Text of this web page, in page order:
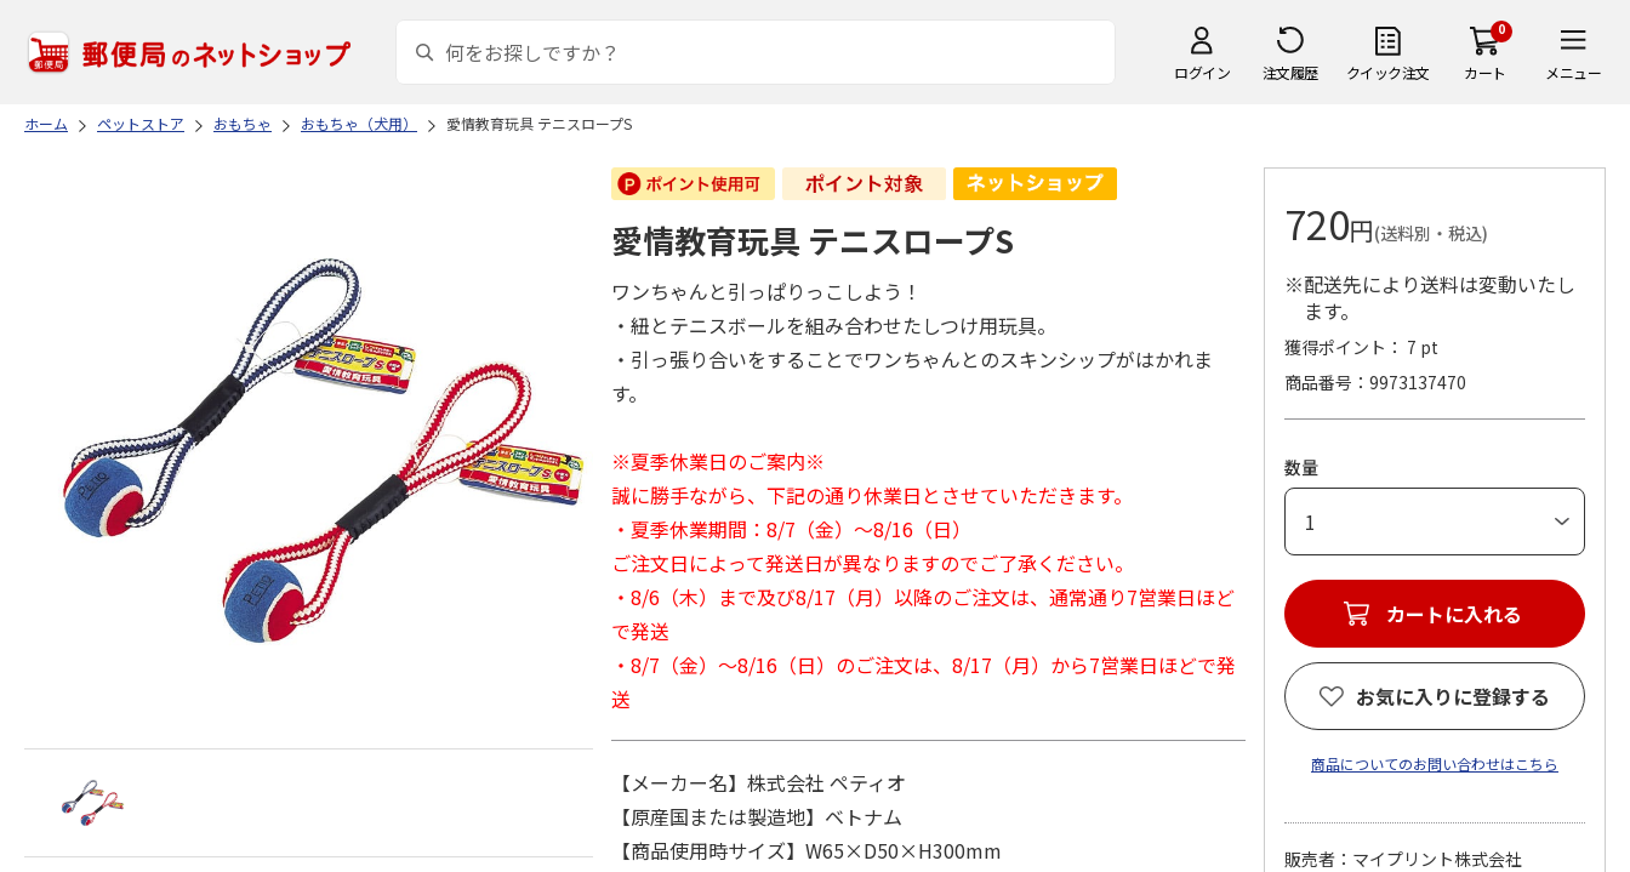
ログイン 注文履歴 クイック注文
0
カート メニュー
ホーム ペットストア おもちゃ おもちゃ（犬用） 愛情教育玩具 テニスロープS
愛情教育玩具 テニスロープS
ワンちゃんと引っぱりっこしよう！
・紐とテニスボールを組み合わせたしつけ用玩具。
・引っ張り合いをすることでワンちゃんとのスキンシップがはかれま
す。
※夏季休業日のご案内※
誠に勝手ながら、下記の通り休業日とさせていただきます。
・夏季休業期間：8/7（金）～8/16（日）
ご注文日によって発送日が異なりますのでご了承ください。
・8/6（木）まで及び8/17（月）以降のご注文は、通常通り7営業日ほど
で発送
・8/7（金）～8/16（日）のご注文は、8/17（月）から7営業日ほどで発
送
【メーカー名】株式会社 ペティオ
【原産国または製造地】ベトナム
【商品使用時サイズ】W65×D50×H300mm
720円(送料別・税込)
※配送先により送料は変動いたし
ます。
獲得ポイント： 7 pt
商品番号
9973137470
数量
カートに入れる
お気に入りに登録する
商品についてのお問い合わせはこちら
販売者：マイプリント株式会社